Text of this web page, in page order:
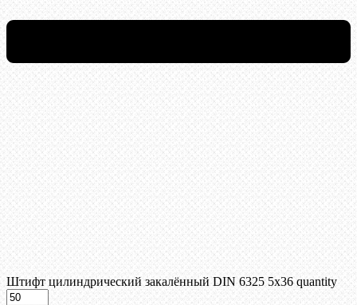
Штифт цилиндрический закалённый DIN 6325 5х36 quantity